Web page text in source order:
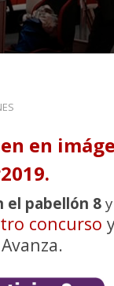
en
el pabellón 8
concurso